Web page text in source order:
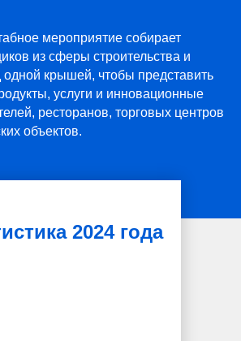
мероприятие собирает
из сферы строительства и
одной крышей, чтобы представить
услуги и инновационные
ресторанов, торговых центров
объектов.
2024 года